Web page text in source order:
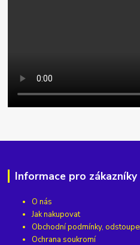
Informace pro zákazníky
O nás
Jak nakupovat
Obchodní podmínky,
Ochrana soukromí